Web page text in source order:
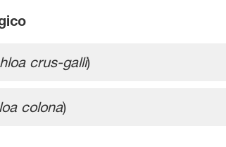
crus-galli)
colona)